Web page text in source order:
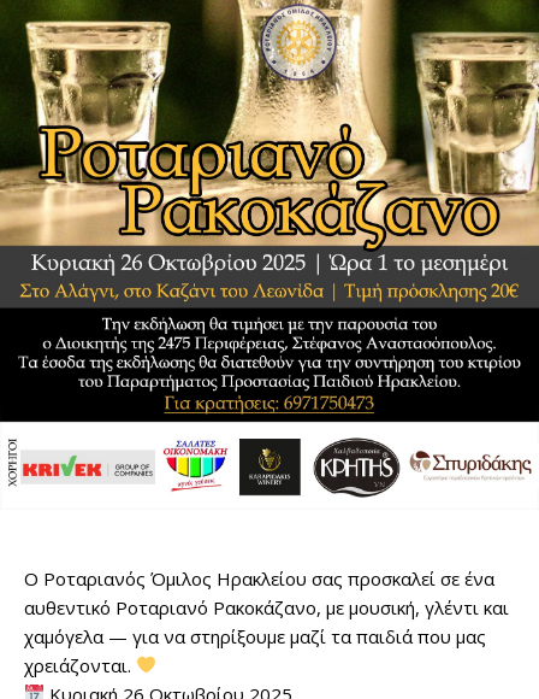
Ο Ροταριανός Όμιλος Ηρακλείου σας προσκαλεί σε ένα
αυθεντικό Ροταριανό Ρακοκάζανο, με μουσική, γλέντι και
χαμόγελα — για να στηρίξουμε μαζί τα παιδιά που μας
χρειάζονται.
Κυριακή 26 Οκτωβρίου 2025